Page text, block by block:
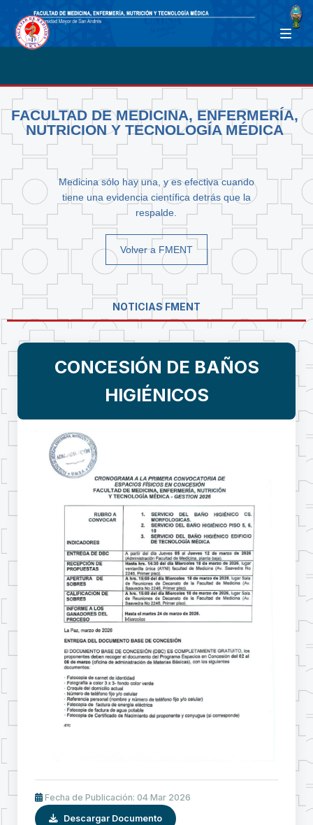
FACULTAD DE MEDICINA, ENFERMERÍA,
NUTRICION Y TECNOLOGÍA MÉDICA
Medicina sólo hay una, y es efectiva cuando
tiene una evidencia científica detrás que la
respalde.
Volver a FMENT
NOTICIAS FMENT
CONCESIÓN DE BAÑOS
HIGIÉNICOS
Fecha de Publicación: 04 Mar 2026
Descargar Documento